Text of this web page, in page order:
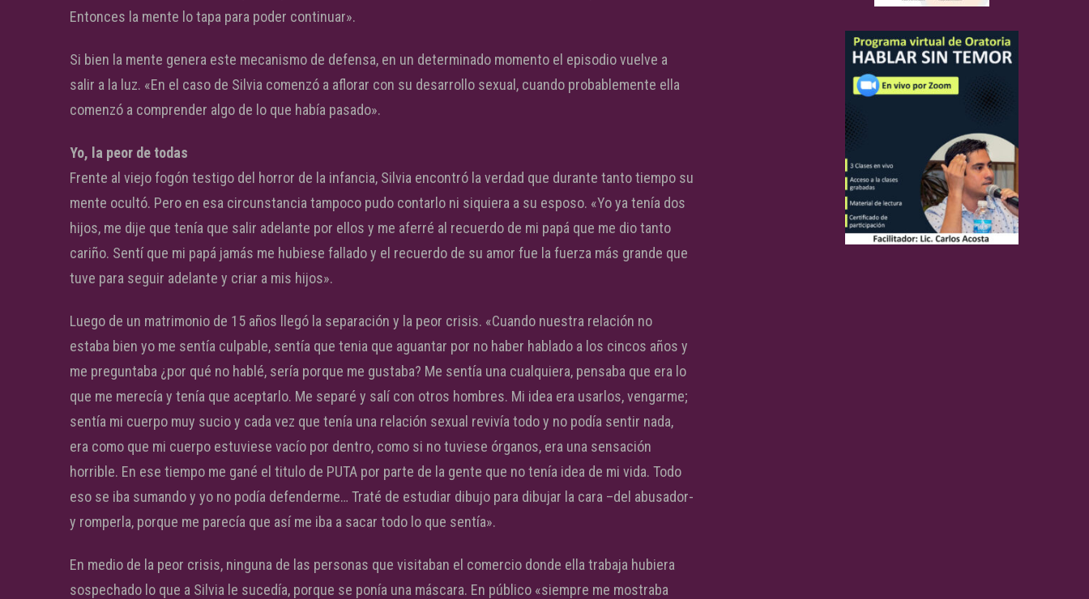
Entonces la mente lo tapa para poder continuar».
Si bien la mente genera este mecanismo de defensa, en un determinado momento el episodio vuelve a
salir a la luz. «En el caso de Silvia comenzó a aflorar con su desarrollo sexual, cuando probablemente ella
comenzó a comprender algo de lo que había pasado».
Yo, la peor de todas
Frente al viejo fogón testigo del horror de la infancia, Silvia encontró la verdad que durante tanto tiempo su
mente ocultó. Pero en esa circunstancia tampoco pudo contarlo ni siquiera a su esposo. «Yo ya tenía dos
hijos, me dije que tenía que salir adelante por ellos y me aferré al recuerdo de mi papá que me dio tanto
cariño. Sentí que mi papá jamás me hubiese fallado y el recuerdo de su amor fue la fuerza más grande que
tuve para seguir adelante y criar a mis hijos».
Luego de un matrimonio de 15 años llegó la separación y la peor crisis. «Cuando nuestra relación no
estaba bien yo me sentía culpable, sentía que tenia que aguantar por no haber hablado a los cincos años y
me preguntaba ¿por qué no hablé, sería porque me gustaba? Me sentía una cualquiera, pensaba que era lo
que me merecía y tenía que aceptarlo. Me separé y salí con otros hombres. Mi idea era usarlos, vengarme;
sentía mi cuerpo muy sucio y cada vez que tenía una relación sexual revivía todo y no podía sentir nada,
era como que mi cuerpo estuviese vacío por dentro, como si no tuviese órganos, era una sensación
horrible. En ese tiempo me gané el titulo de PUTA por parte de la gente que no tenía idea de mi vida. Todo
eso se iba sumando y yo no podía defenderme… Traté de estudiar dibujo para dibujar la cara –del abusador-
y romperla, porque me parecía que así me iba a sacar todo lo que sentía».
En medio de la peor crisis, ninguna de las personas que visitaban el comercio donde ella trabaja hubiera
sospechado lo que a Silvia le sucedía, porque se ponía una máscara. En público «siempre me mostraba